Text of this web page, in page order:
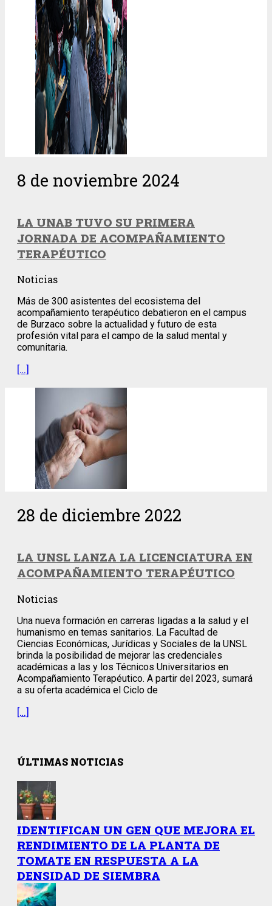
8 de noviembre 2024
LA UNAB TUVO SU PRIMERA
JORNADA DE ACOMPAÑAMIENTO
TERAPÉUTICO
Noticias
Más de 300 asistentes del ecosistema del
acompañamiento terapéutico debatieron en el campus
de Burzaco sobre la actualidad y futuro de esta
profesión vital para el campo de la salud mental y
comunitaria.
[…]
28 de diciembre 2022
LA UNSL LANZA LA LICENCIATURA EN
ACOMPAÑAMIENTO TERAPÉUTICO
Noticias
Una nueva formación en carreras ligadas a la salud y el
humanismo en temas sanitarios. La Facultad de
Ciencias Económicas, Jurídicas y Sociales de la UNSL
brinda la posibilidad de mejorar las credenciales
académicas a las y los Técnicos Universitarios en
Acompañamiento Terapéutico. A partir del 2023, sumará
a su oferta académica el Ciclo de
[…]
ÚLTIMAS NOTICIAS
IDENTIFICAN UN GEN QUE MEJORA EL
RENDIMIENTO DE LA PLANTA DE
TOMATE EN RESPUESTA A LA
DENSIDAD DE SIEMBRA